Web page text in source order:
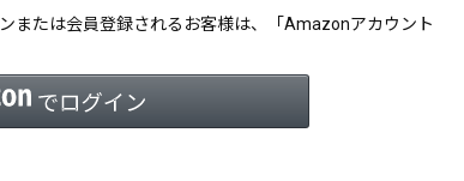
または会員登録されるお客様は、「Amazonアカウント